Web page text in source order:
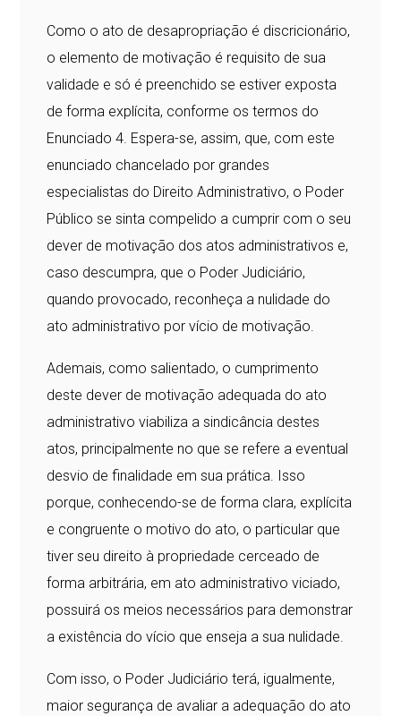
Como o ato de desapropriação é discricionário,
o elemento de motivação é requisito de sua
validade e só é preenchido se estiver exposta
de forma explícita, conforme os termos do
Enunciado 4. Espera-se, assim, que, com este
enunciado chancelado por grandes
especialistas do Direito Administrativo, o Poder
Público se sinta compelido a cumprir com o seu
dever de motivação dos atos administrativos e,
caso descumpra, que o Poder Judiciário,
quando provocado, reconheça a nulidade do
ato administrativo por vício de motivação.
Ademais, como salientado, o cumprimento
deste dever de motivação adequada do ato
administrativo viabiliza a sindicância destes
atos, principalmente no que se refere a eventual
desvio de finalidade em sua prática. Isso
porque, conhecendo-se de forma clara, explícita
e congruente o motivo do ato, o particular que
tiver seu direito à propriedade cerceado de
forma arbitrária, em ato administrativo viciado,
possuirá os meios necessários para demonstrar
a existência do vício que enseja a sua nulidade.
Com isso, o Poder Judiciário terá, igualmente,
maior segurança de avaliar a adequação do ato